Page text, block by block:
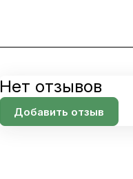
Нет отзывов
Добавить отзыв